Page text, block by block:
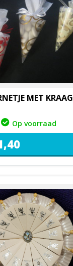
MET KRAAG
Op voorraad
40